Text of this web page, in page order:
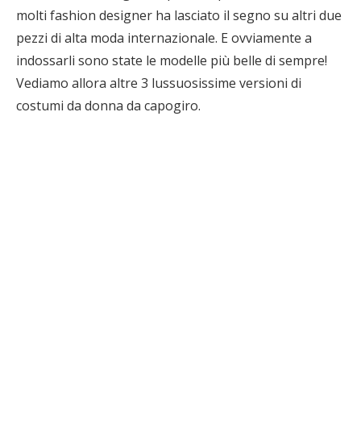
molti fashion designer ha lasciato il segno su altri due
pezzi di alta moda internazionale. E ovviamente a
indossarli sono state le modelle più belle di sempre!
Vediamo allora altre 3 lussuosissime versioni di
costumi da donna da capogiro.